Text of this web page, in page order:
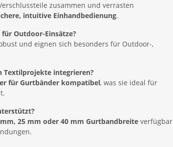
zusammen und verrasten
intuitive Einhandbedienung.
Outdoor-Einsätze?
und eignen sich besonders für Outdoor-,
Textilprojekte integrieren?
für Gurtbänder kompatibel, was sie ideal für
25 mm oder 40 mm Gurtbandbreite verfügbar